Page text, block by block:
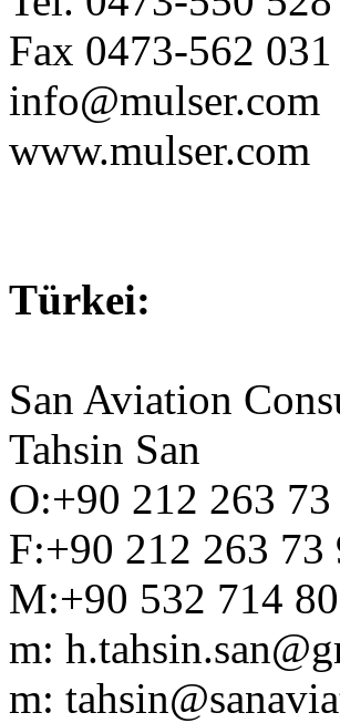
Fax 0473-562 031
info@mulser.com
www.mulser.com
Türkei:
San Aviation
Tahsin San
O:+90 212 263 73
F:+90 212 263 73
M:+90 532 714
m:
m: